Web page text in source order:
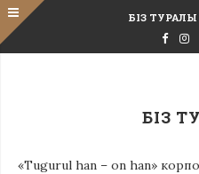
БІЗ ТУРАЛЫ
БІЗ
«Tugurul han – on han»